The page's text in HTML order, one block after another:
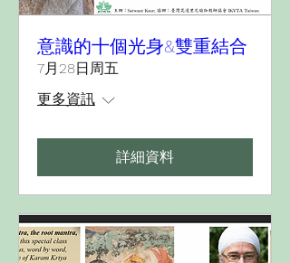
意識的十個光身&雙重結合
7月28日周五
更多資訊
詳細資料